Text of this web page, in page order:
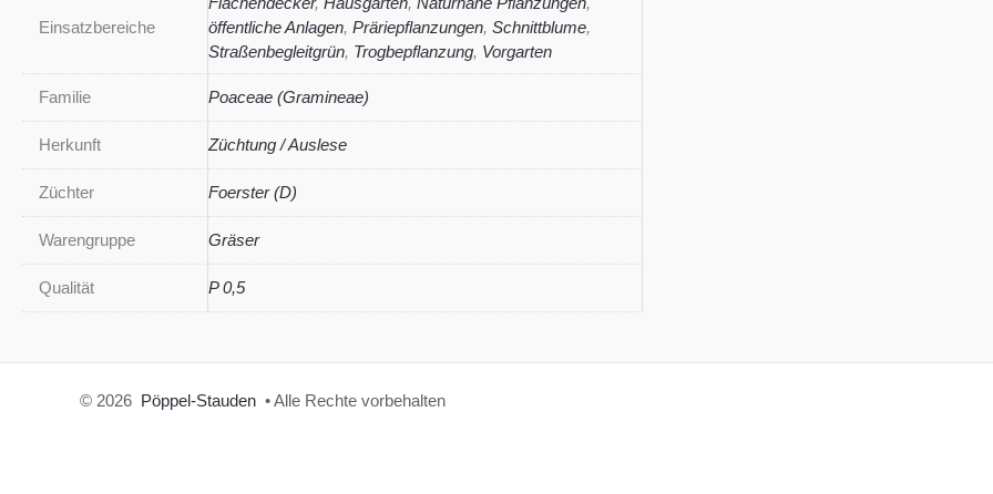
Einsatzbereiche
öffentliche Anlagen, Präriepflanzungen, Schnittblume,
Straßenbegleitgrün, Trogbepflanzung, Vorgarten
Familie Poaceae (Gramineae)
Herkunft Züchtung / Auslese
Züchter Foerster (D)
Warengruppe Gräser
Qualität P 0,5
© 2026 Pöppel-Stauden • Alle Rechte vorbehalten